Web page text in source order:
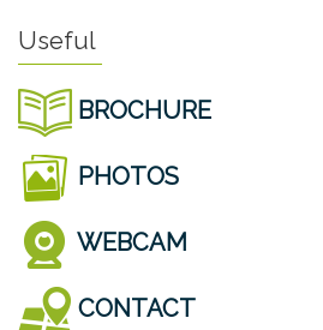
Useful
BROCHURE
PHOTOS
WEBCAM
CONTACT